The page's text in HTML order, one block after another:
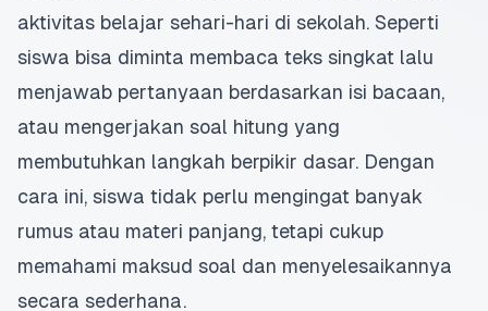
aktivitas belajar sehari-hari di sekolah. Seperti
siswa bisa diminta membaca teks singkat lalu
menjawab pertanyaan berdasarkan isi bacaan,
atau mengerjakan soal hitung yang
membutuhkan langkah berpikir dasar. Dengan
cara ini, siswa tidak perlu mengingat banyak
rumus atau materi panjang, tetapi cukup
memahami maksud soal dan menyelesaikannya
secara sederhana.